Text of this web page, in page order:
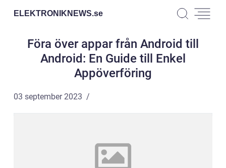
ELEKTRONIKNEWS.se
Föra över appar från Android till
Android: En Guide till Enkel
Appöverföring
03 september 2023